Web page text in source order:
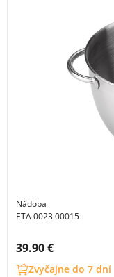
Nádoba
ETA 0023 00015
Cena s DPH:
39.90 €
Zvyčajne do 7 dní